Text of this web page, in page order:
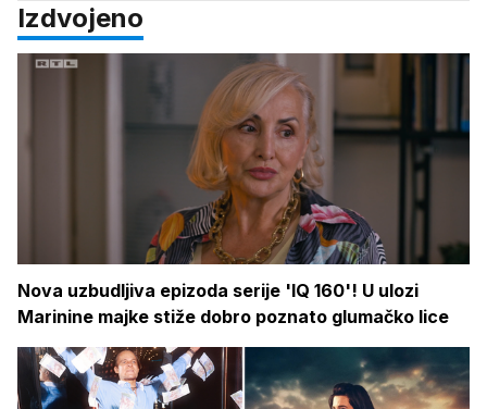
Izdvojeno
Nova uzbudljiva epizoda serije 'IQ 160'! U ulozi
Marinine majke stiže dobro poznato glumačko lice